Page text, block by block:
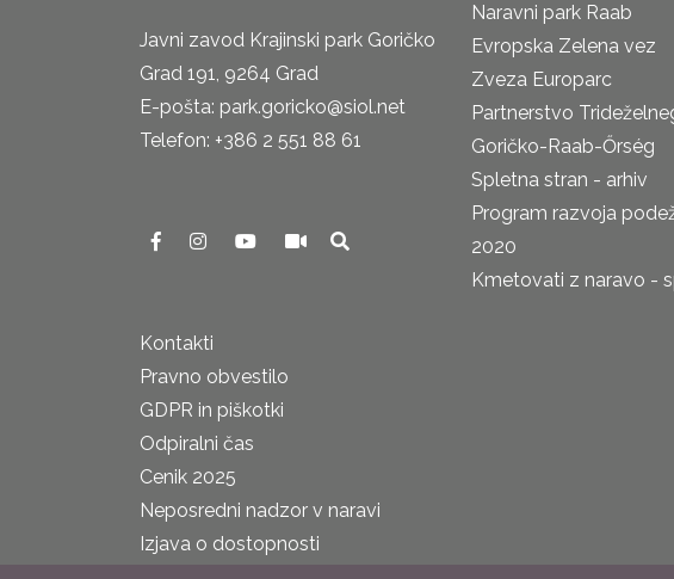
Javni zavod Krajinski park Goričko
Grad 191, 9264 Grad
E-pošta: park.goricko@siol.net
Telefon: +386 2 551 88 61
Kontakti
Pravno obvestilo
GDPR in piškotki
Odpiralni čas
Cenik 2025
Neposredni nadzor v naravi
Izjava o dostopnosti
Naravni park Raab
Evropska Zelena vez
Zveza Europarc
Partnerstvo
Goričko-Raab-Őrség
Spletna stran - arhiv
Program razvoja
2020
Kmetovati z naravo -